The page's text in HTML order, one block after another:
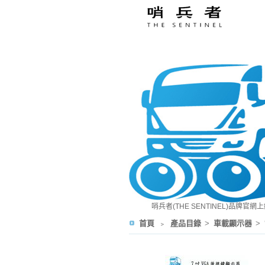
哨兵者(THE SENTINEL)品牌官網上線!
首頁 ﹥ 產品目錄 > 車載顯示器 >